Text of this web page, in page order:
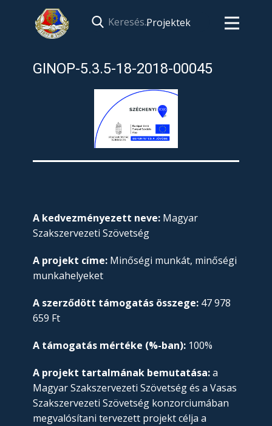
Projektek
GINOP-5.3.5-18-2018-00045
A kedvezményezett neve: Magyar
Szakszervezeti Szövetség
A projekt címe: Minőségi munkát, minőségi
munkahelyeket
A szerződött támogatás összege: 47 978
659 Ft
A támogatás mértéke (%-ban): 100%
A projekt tartalmának bemutatása:a
Magyar Szakszervezeti Szövetség és a Vasas
Szakszervezeti Szövetség konzorciumában
megvalósítani tervezett projekt célja a